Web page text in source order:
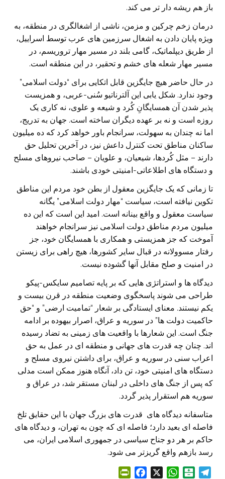
باز هم ریشه دار تر می کند.
درمان زخم چرکین و مزمن، ناشی از اشغالگری در منطقه، به
ویژه پایان دادن به اشغال سرزمین های عرب توسط اسراييل،
از طریق دیپلماتیک، گامی بلند در مسیر مهار تروریسم، در
مسیر مهار شعله های خشم و تحقیر، در این منطقه است.
در حال حاضر هیچ جایگزین قابل اتکایی برای “دولت اسلامی”
وجود ندارد. شکل یابی این آلترناتیو سُنی-عربی، و همزیست
پذیر شدن آن همسایگانِ کُرد و شیعه و علوی، نه کاری یک
روزه است و نه بر عهده دیگران ساخته است. جهان به تدریج،
اما نه چندان به سهولت، سرانجام باور خواهد کرد که ده میلیون
ساکنان مناطق تحت کنترل داعش نیز، در آخرین تحلیل حق
دارند – مثل کُردها، شیعیان، و علویان – صاحب نیروهای مسلح
و دستگاه های اطلاعاتی-امنیتی خودی باشند.
تا زمانی که یک جایگزین معقول از بطن خود مردم این مناطق
تکوین نیافته است، سیاست “مهار دولت اسلامی” یگانه
سیاست معقول و واقع بینانه است. امید این است که این ده
میلیون مردم مناطق دولت اسلامی نیز سرانجام خواهند
آموخت که جز همزیستی و همکاری با همسایگان خود، جز
رفتار مسوولانه در قبال سایر کشورها، هیچ راهی برای زیستن
در امنیت و صلح مقابل آنها گشوده نیست.
دیدگاه ها و استراتژی هایی که بر پایه تصامیم سایکس-پیکو
طراحی می شوند پاسخگوی وضعیت منطقه در قرن بیست و
یکم نیستند. معنای ایستادگی بر شعار “تمامیت ارضی” و “حق
حاکمیت دولت ها” در سوریه و عراق، اصرار بیهوده بر ادامه
جنگ است. این شعارها با واقعیت های زمینی به تضاد رسیده
اند. چنان چه قدرت های جهانی و منطقه ای در عمل به حق
اعراب سنی در سوریه و عراق، برای داشتن نیروی مسلح و
دستگاه های امنیتی خود، تن داد، آنگاه هنوز ممکن است مدلی
که پس از جنگ های داخلی در لبنان مستقر شد، در عراق و
سوریه هم استقرار پذیر گردد.
متاسفانه دیدگاه های قدرت های بزرگ جهان با این حقایق تلخ
فاصله ای بعید دارد؛ فاصله ای که چون به تهران، و دیدگاه های
حاکم بر هر دو جناح سیاسی در جمهوری اسلامی ایران، می
رسد بازهم واقع گریزتر می شود.
W